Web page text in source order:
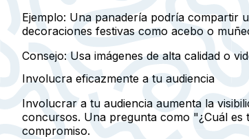
Ejemplo: Una panadería podría compartir
decoraciones festivas como acebo o
Consejo: Usa imágenes de alta calidad o
Involucra eficazmente a tu audiencia
Involucrar a tu audiencia aumenta la
concursos. Una pregunta como "¿Cuál
compromiso.